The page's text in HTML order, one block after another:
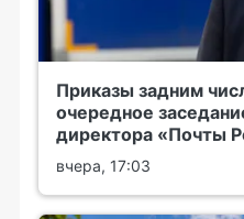
Приказы задним
очередное
директора «Почты
вчера, 17:03